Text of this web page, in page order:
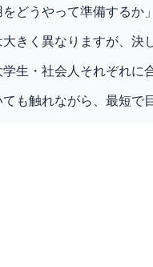
どうやって準備するか
きく異なりますが、決
生・社会人それぞれに
も触れながら、最短で